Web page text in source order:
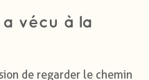
vécu à la
de regarder le chemin